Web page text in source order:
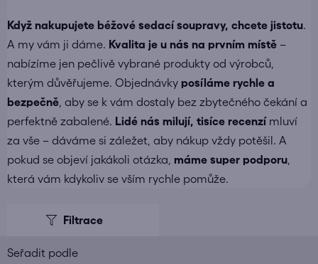
Když nakupujete béžové sedací soupravy, chcete jistotu.
A my vám ji dáme. Kvalita je u nás na prvním místě –
nabízíme jen pečlivě vybrané produkty od výrobců,
kterým důvěřujeme. Objednávky posíláme rychle a
bezpečně , aby se k vám dostaly bez zbytečného čekání a
perfektně zabalené. Lidé nás milují, tisíce recenzímluví
za vše – dáváme si záležet, aby nákup vždy potěšil. A
pokud se objeví jakákoli otázka, máme super podporu
která vám kdykoliv se vším rychle pomůže.
p